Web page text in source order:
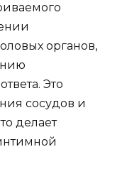
органов,
Это
сосудов и
делает